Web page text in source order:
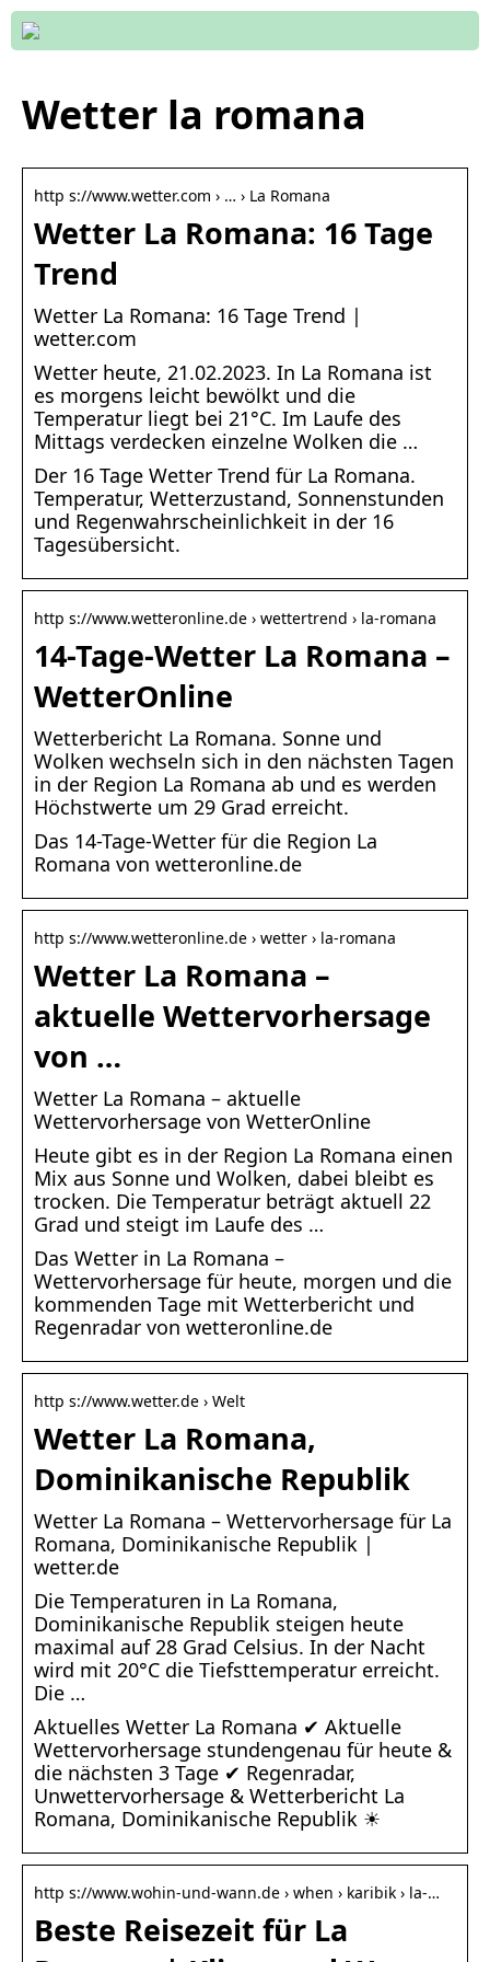
Wetter la romana
http s://www.wetter.com › … › La Romana
Wetter La Romana: 16 Tage
Trend
Wetter La Romana: 16 Tage Trend |
wetter.com
Wetter heute, 21.02.2023. In La Romana ist
es morgens leicht bewölkt und die
Temperatur liegt bei 21°C. Im Laufe des
Mittags verdecken einzelne Wolken die …
Der 16 Tage Wetter Trend für La Romana.
Temperatur, Wetterzustand, Sonnenstunden
und Regenwahrscheinlichkeit in der 16
Tagesübersicht.
http s://www.wetteronline.de › wettertrend › la-romana
14-Tage-Wetter La Romana –
WetterOnline
Wetterbericht La Romana. Sonne und
Wolken wechseln sich in den nächsten Tagen
in der Region La Romana ab und es werden
Höchstwerte um 29 Grad erreicht.
Das 14-Tage-Wetter für die Region La
Romana von wetteronline.de
http s://www.wetteronline.de › wetter › la-romana
Wetter La Romana –
aktuelle Wettervorhersage
von …
Wetter La Romana – aktuelle
Wettervorhersage von WetterOnline
Heute gibt es in der Region La Romana einen
Mix aus Sonne und Wolken, dabei bleibt es
trocken. Die Temperatur beträgt aktuell 22
Grad und steigt im Laufe des …
Das Wetter in La Romana –
Wettervorhersage für heute, morgen und die
kommenden Tage mit Wetterbericht und
Regenradar von wetteronline.de
http s://www.wetter.de › Welt
Wetter La Romana,
Dominikanische Republik
Wetter La Romana – Wettervorhersage für La
Romana, Dominikanische Republik |
wetter.de
Die Temperaturen in La Romana,
Dominikanische Republik steigen heute
maximal auf 28 Grad Celsius. In der Nacht
wird mit 20°C die Tiefsttemperatur erreicht.
Die …
Aktuelles Wetter La Romana ✔ Aktuelle
Wettervorhersage stundengenau für heute &
die nächsten 3 Tage ✔ Regenradar,
Unwettervorhersage & Wetterbericht La
Romana, Dominikanische Republik ☀
http s://www.wohin-und-wann.de › when › karibik › la-…
Beste Reisezeit für La